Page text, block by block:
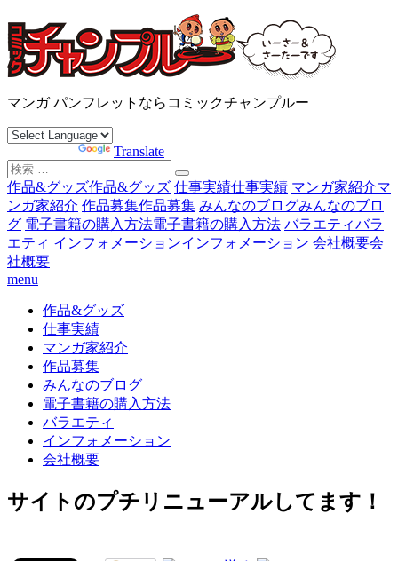
コ
ン
テ
ン
ツ
ス
ッ
プ
マンガ パンフレットならコミックチャンプルー
Translate
検
索
対
象:
作品&グッズ作品&グッズ 仕事実績仕事実績 マンガ家紹介マ
ンガ家紹介 作品募集作品募集 みんなのブログみんなのブロ
グ 電子書籍の購入方法電子書籍の購入方法 バラエティバラ
エティ インフォメーションインフォメーション 会社概要会
社概要
menu
作品&グッズ
仕事実績
マンガ家紹介
作品募集
みんなのブログ
電子書籍の購入方法
バラエティ
インフォメーション
会社概要
サイトのプチリニューアルしてます！